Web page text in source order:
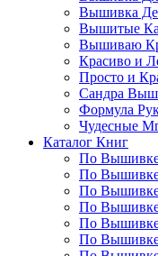
Вышивка
Вышитые
Вышиваю
Красиво и
Просто и
Сандра
Формула
Чудесные
Каталог Книг
По
По
По
По
По
По